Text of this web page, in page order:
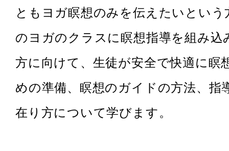
ともヨガ瞑想のみを伝えたいという
のヨガのクラスに瞑想指導を組み込
方に向けて、生徒が安全で快適に瞑
めの準備、瞑想のガイドの方法、指
在り方について学びます。